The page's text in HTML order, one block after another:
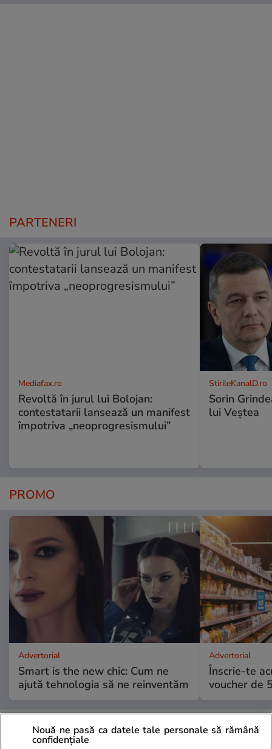
PARTENERI
Mediafax.ro
Revoltă în jurul lui Bolojan:
contestatarii lansează un manifest
împotriva „neoprogresismului”
StirileKanalD.ro
Sorin
lui Veștea
PROMO
Advertorial
Smart is the new chic: Cum ne
ajută tehnologia să ne reinventăm
Advertorial
Înscrie-te
voucher de
PARTENERI
Nouă ne pasă ca datele tale personale să rămână
confidențiale